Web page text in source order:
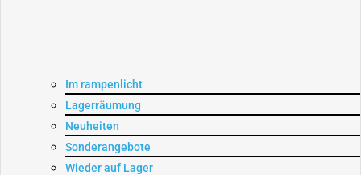
Im rampenlicht
Lagerräumung
Neuheiten
Sonderangebote
Wieder auf Lager